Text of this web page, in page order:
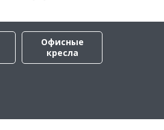
Офисные
кресла